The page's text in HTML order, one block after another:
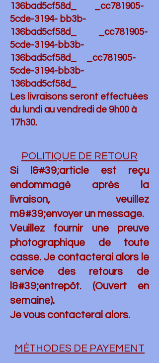
136bad5cf58d_ _cc781905-
5cde-3194- bb3b-
136bad5cf58d_ _cc781905-
5cde-3194-bb3b-
136bad5cf58d_ _cc781905-
5cde-3194-bb3b-
136bad5cf58d_
Les livraisons seront effectuées
du lundi au vendredi de 9h00 à
17h30.
POLITIQUE DE RETOUR
Si l&#39;article est reçu
endommagé après la
livraison, veuillez
m&#39;envoyer un message.
Veuillez fournir une preuve
photographique de toute
casse. Je contacterai alors le
service des retours de
l&#39;entrepôt. (Ouvert en
semaine).
Je vous contacterai alors.
MÉTHODES DE PAYEMENT